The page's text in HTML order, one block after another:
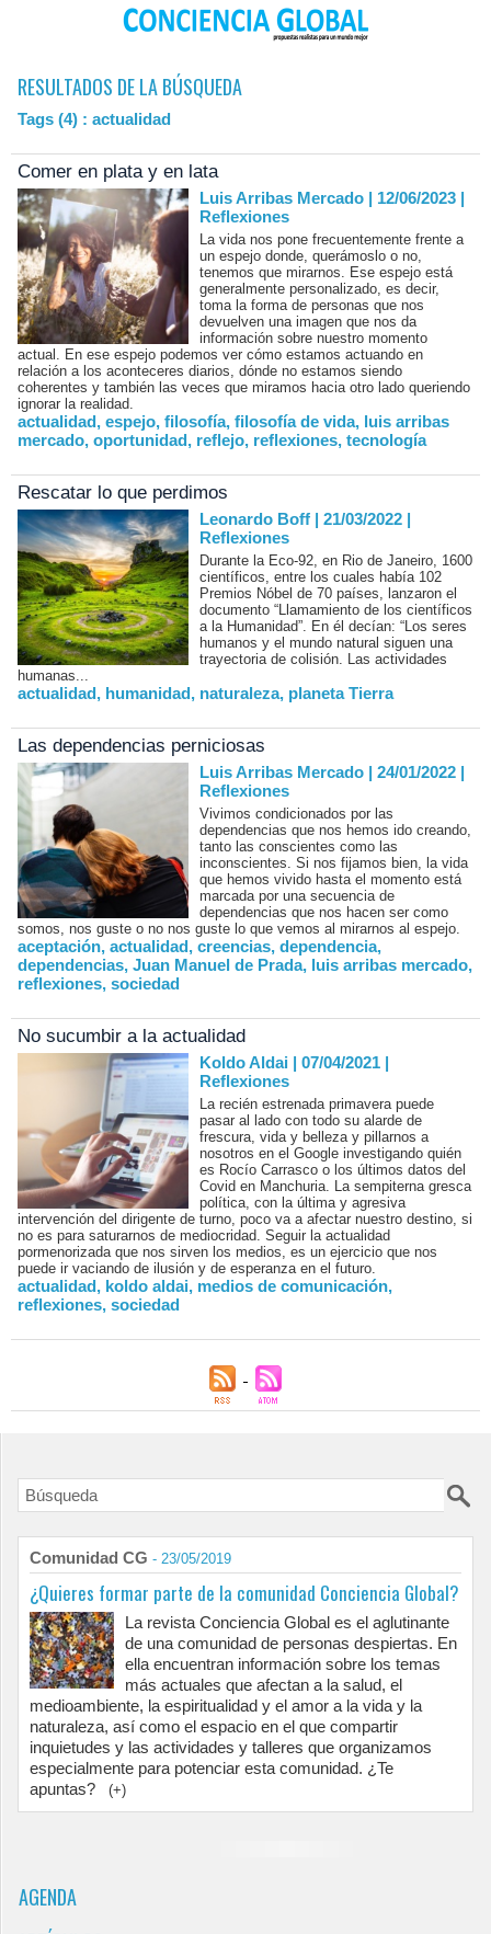
RESULTADOS DE LA BÚSQUEDA
Tags (4) : actualidad
Comer en plata y en lata
Luis Arribas Mercado | 12/06/2023 |
Reflexiones
La vida nos pone frecuentemente frente a
un espejo donde, querámoslo o no,
tenemos que mirarnos. Ese espejo está
generalmente personalizado, es decir,
toma la forma de personas que nos
devuelven una imagen que nos da
información sobre nuestro momento
actual. En ese espejo podemos ver cómo estamos actuando en
relación a los aconteceres diarios, dónde no estamos siendo
coherentes y también las veces que miramos hacia otro lado queriendo
ignorar la realidad.
actualidad, espejo, filosofía, filosofía de vida, luis arribas
mercado, oportunidad, reflejo, reflexiones, tecnología
Rescatar lo que perdimos
Leonardo Boff | 21/03/2022 |
Reflexiones
Durante la Eco-92, en Rio de Janeiro, 1600
científicos, entre los cuales había 102
Premios Nóbel de 70 países, lanzaron el
documento “Llamamiento de los científicos
a la Humanidad”. En él decían: “Los seres
humanos y el mundo natural siguen una
trayectoria de colisión. Las actividades
humanas...
actualidad, humanidad, naturaleza, planeta Tierra
Las dependencias perniciosas
Luis Arribas Mercado | 24/01/2022 |
Reflexiones
Vivimos condicionados por las
dependencias que nos hemos ido creando,
tanto las conscientes como las
inconscientes. Si nos fijamos bien, la vida
que hemos vivido hasta el momento está
marcada por una secuencia de
dependencias que nos hacen ser como
somos, nos guste o no nos guste lo que vemos al mirarnos al espejo.
aceptación, actualidad, creencias, dependencia,
dependencias, Juan Manuel de Prada, luis arribas mercado,
reflexiones, sociedad
No sucumbir a la actualidad
Koldo Aldai | 07/04/2021 |
Reflexiones
La recién estrenada primavera puede
pasar al lado con todo su alarde de
frescura, vida y belleza y pillarnos a
nosotros en el Google investigando quién
es Rocío Carrasco o los últimos datos del
Covid en Manchuria. La sempiterna gresca
política, con la última y agresiva
intervención del dirigente de turno, poco va a afectar nuestro destino, si
no es para saturarnos de mediocridad. Seguir la actualidad
pormenorizada que nos sirven los medios, es un ejercicio que nos
puede ir vaciando de ilusión y de esperanza en el futuro.
actualidad, koldo aldai, medios de comunicación,
reflexiones, sociedad
Comunidad CG - 23/05/2019
¿Quieres formar parte de la comunidad Conciencia Global?
La revista Conciencia Global es el aglutinante
de una comunidad de personas despiertas. En
ella encuentran información sobre los temas
más actuales que afectan a la salud, el
medioambiente, la espiritualidad y el amor a la vida y la
naturaleza, así como el espacio en el que compartir
inquietudes y las actividades y talleres que organizamos
especialmente para potenciar esta comunidad. ¿Te
apuntas?
(+)
AGENDA